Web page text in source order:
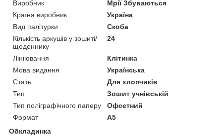
Виробник
Мрії Збуваються
Країна виробник
Україна
Вид палітурки
Скоба
Кількість аркушів у зошиті/
щоденнику
24
Лініювання
Клітинка
Мова видання
Українська
Стать
Для хлопчиків
Тип
Зошит учнівській
Тип поліграфічного паперу
Офсетний
Формат
A5
Обкладинка